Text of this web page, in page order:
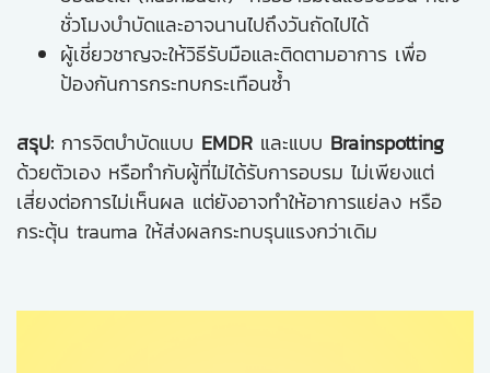
ชั่วโมงบำบัดและอาจนานไปถึงวันถัดไปได้
ผู้เชี่ยวชาญจะให้วิธีรับมือและติดตามอาการ เพื่อ
ป้องกันการกระทบกระเทือนซ้ำ
สรุป: การจิตบำบัดแบบ EMDR และแบบ Brainspotting
ด้วยตัวเอง หรือทำกับผู้ที่ไม่ได้รับการอบรม ไม่เพียงแต่
เสี่ยงต่อการไม่เห็นผล แต่ยังอาจทำให้อาการแย่ลง หรือ
กระตุ้น trauma ให้ส่งผลกระทบรุนแรงกว่าเดิม